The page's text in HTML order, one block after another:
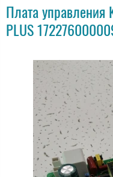
Плата управления
PLUS